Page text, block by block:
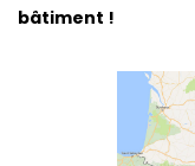
bâtiment !